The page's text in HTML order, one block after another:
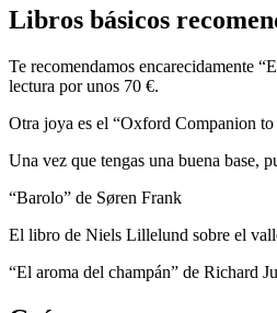
Libros básicos
Te recomendamos encarecidamente
lectura por unos 70 €.
Otra joya es el “Oxford Companion to
Una vez que tengas una buena base,
“Barolo” de Søren Frank
El libro de Niels Lillelund sobre el
“El aroma del champán” de Richard